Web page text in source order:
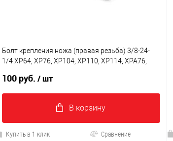
Болт крепления ножа (правая резьба) 3/8-24-
1/4 XP64, XP76, XP104, XP110, XP114, XPA76,
100 руб./ шт
В корзину
Купить в 1 клик Сравнение